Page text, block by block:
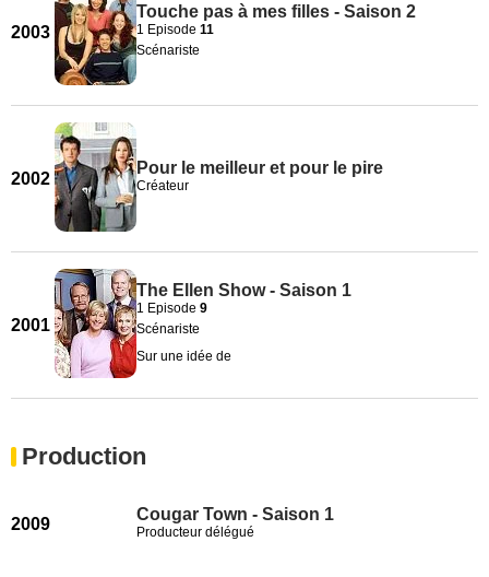
2003
Touche pas à mes filles - Saison 2
1 Episode 11
Scénariste
2002
Pour le meilleur et pour le pire
Créateur
2001
The Ellen Show - Saison 1
1 Episode 9
Scénariste
Sur une idée de
Production
2009
Cougar Town - Saison 1
Producteur délégué